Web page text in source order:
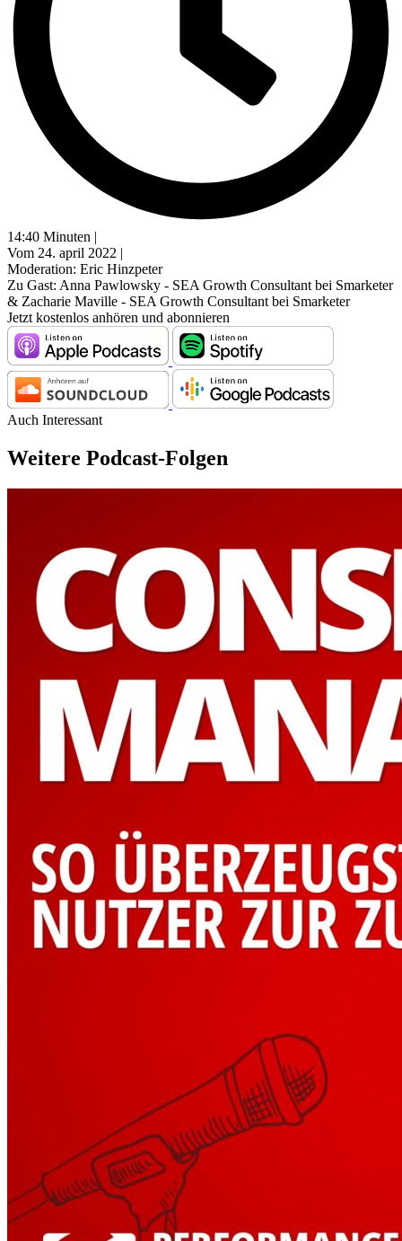
14:40 Minuten |
Vom 24. april 2022 |
Moderation: Eric Hinzpeter
Zu Gast: Anna Pawlowsky - SEA Growth Consultant bei Smarketer
& Zacharie Maville - SEA Growth Consultant bei Smarketer
Jetzt kostenlos anhören und abonnieren
Auch Interessant
Weitere Podcast-Folgen